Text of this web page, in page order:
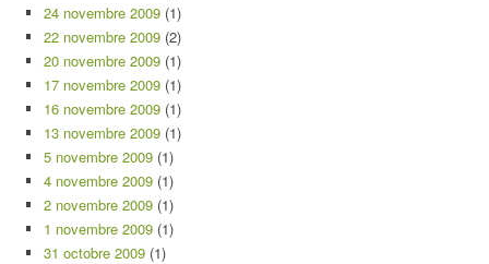
24 novembre 2009 (1)
22 novembre 2009 (2)
20 novembre 2009 (1)
17 novembre 2009 (1)
16 novembre 2009 (1)
13 novembre 2009 (1)
5 novembre 2009 (1)
4 novembre 2009 (1)
2 novembre 2009 (1)
1 novembre 2009 (1)
31 octobre 2009 (1)